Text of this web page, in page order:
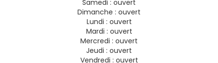
Samedi : ouvert
Dimanche : ouvert
Lundi : ouvert
Mardi : ouvert
Mercredi : ouvert
Jeudi : ouvert
Vendredi : ouvert